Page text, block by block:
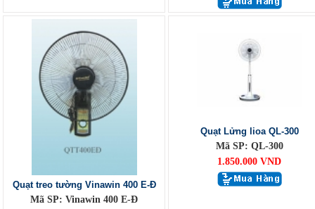
Quạt treo tường Vinawin 400 E-Đ
Mã SP: Vinawin 400 E-Đ
Quạt Lửng lioa QL-300
Mã SP: QL-300
1.850.000 VND